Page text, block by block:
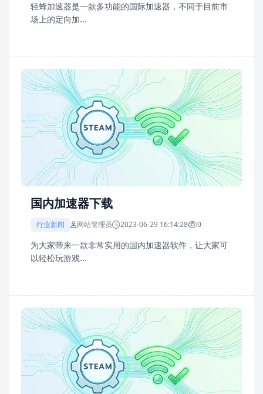
轻蜂加速器是一款多功能的国际加速器，不同于目前市
场上的定向加...
国内加速器下载
行业新闻 网站管理员 2023-06-29 16:14:28 0
为大家带来一款非常实用的国内加速器软件，让大家可
以轻松玩游戏...